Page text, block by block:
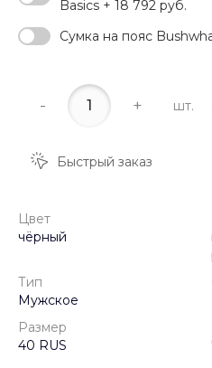
Basics + 18 792 руб.
Сумка на пояс
- + шт.
Быстрый заказ
Цвет
чёрный
Тип
Мужское
Размер
40 RUS